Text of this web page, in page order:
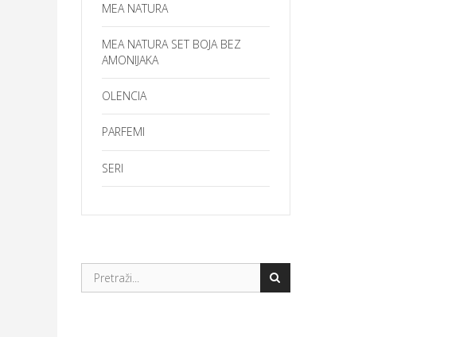
MEA NATURA
MEA NATURA SET BOJA BEZ
AMONIJAKA
OLENCIA
PARFEMI
SERI